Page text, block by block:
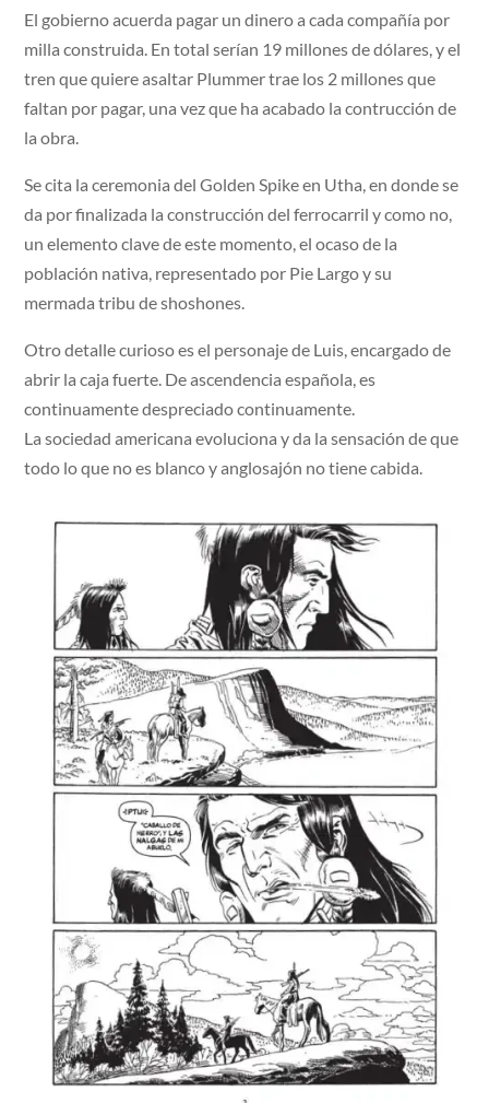
El gobierno acuerda pagar un dinero a cada compañía por
milla construida. En total serían 19 millones de dólares, y el
tren que quiere asaltar Plummer trae los 2 millones que
faltan por pagar, una vez que ha acabado la contrucción de
la obra.
Se cita la ceremonia del Golden Spike en Utha, en donde se
da por finalizada la construcción del ferrocarril y como no,
un elemento clave de este momento, el ocaso de la
población nativa, representado por Pie Largo y su
mermada tribu de shoshones.
Otro detalle curioso es el personaje de Luis, encargado de
abrir la caja fuerte. De ascendencia española, es
continuamente despreciado continuamente.
La sociedad americana evoluciona y da la sensación de que
todo lo que no es blanco y anglosajón no tiene cabida.